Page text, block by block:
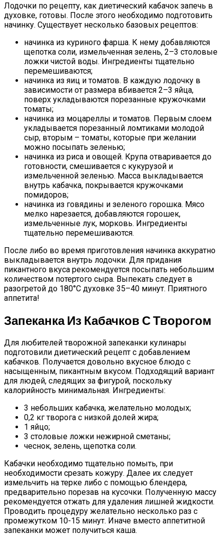
Лодочки по рецепту, как диетический кабачок запечь в
духовке, готовы. После этого необходимо подготовить
начинку. Существует несколько базовых рецептов:
начинка из куриного фарша. К нему добавляются
щепотка соли, измельченная зелень, 2–3 столовые
ложки чистой воды. Ингредиенты тщательно
перемешиваются;
начинка из яиц и томатов. В каждую лодочку в
зависимости от размера вбивается 2–3 яйца,
поверх укладываются порезанные кружочками
томаты;
начинка из моцареллы и томатов. Первым слоем
укладывается порезанный ломтиками молодой
сыр, вторым – томаты, которые при желании
можно посыпать зеленью;
начинка из риса и овощей. Крупа отваривается до
готовности, смешивается с кукурузой и
измельченной зеленью. Масса выкладывается
внутрь кабачка, покрывается кружочками
помидоров;
начинка из говядины и зеленого горошка. Мясо
мелко нарезается, добавляются горошек,
измельченные лук, морковь. Ингредиенты
тщательно перемешиваются.
После либо во время приготовления начинка аккуратно
выкладывается внутрь лодочки. Для придания
пикантного вкуса рекомендуется посыпать небольшим
количеством потертого сыра. Выпекать следует в
разогретой до 180°C духовке 35–40 минут. Приятного
аппетита!
Запеканка Из Кабачков С Творогом
Для любителей творожной запеканки кулинары
подготовили диетический рецепт с добавлением
кабачков. Получается довольно вкусное блюдо с
насыщенным, пикантным вкусом. Подходящий вариант
для людей, следящих за фигурой, поскольку
калорийность минимальная. Ингредиенты:
3 небольших кабачка, желательно молодых;
0,2 кг творога с низкой долей жира;
1 яйцо;
3 столовые ложки нежирной сметаны;
чеснок, зелень, щепотка соли.
Кабачки необходимо тщательно помыть, при
необходимости срезать кожуру. Далее их следует
измельчить на терке либо с помощью блендера,
предварительно порезав на кусочки. Полученную массу
рекомендуется отжать для удаления лишней жидкости.
Проводить процедуру желательно несколько раз с
промежутком 10-15 минут. Иначе вместо аппетитной
запеканки может получиться каша.